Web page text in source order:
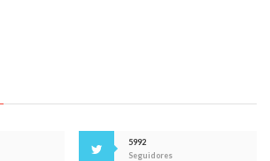
5992
Seguidores